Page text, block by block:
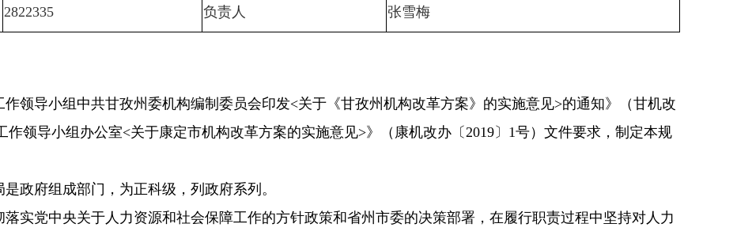
2822335 负责人 张雪梅
小组中共甘孜州委机构编制委员会印发<关于《甘孜州机构改革方案》的实施意见>的通知》（甘机改
作领导小组办公室<关于康定市机构改革方案的实施意见>》（康机改办〔2019〕1号）文件要求，制定本规
府组成部门，为正科级，列政府系列。
中央关于人力资源和社会保障工作的方针政策和省州市委的决策部署，在履行职责过程中坚持对人力